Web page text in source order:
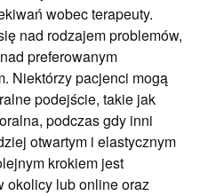
wobec terapeuty.
nad rodzajem problemów,
preferowanym
Niektórzy pacjenci mogą
podejście, takie jak
podczas gdy inni
otwartym i elastycznym
krokiem jest
okolicy lub online oraz